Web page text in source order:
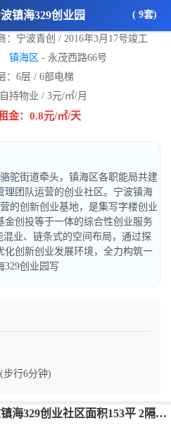
镇海329创业园 ( 9套)
：宁波青创 / 2016年3月17号竣工
镇海区 - 永茂西路66号
：6层 / 6部电梯
持物业 / 3元/㎡/月
金：0.8元/㎡/天
驼街道牵头，镇海区各职能局共建
理团队运营的创业社区。宁波镇海
的创新创业基地，是集写字楼创业
金创投等于一体的综合性创业服务
业、链条式的空间布局，通过探
化创新创业发展环境，全力构筑一
329创业园写
步行6分钟)
宁波镇海329创业社区面积153平 2隔间 西北 租金8毛